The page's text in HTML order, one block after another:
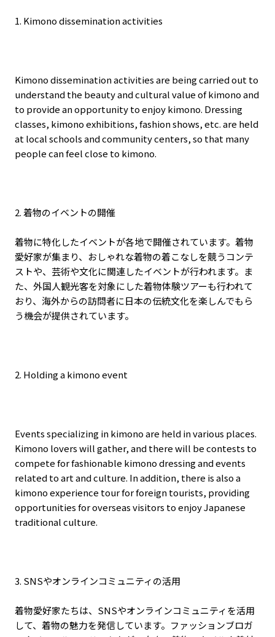
1. Kimono dissemination activities
Kimono dissemination activities are being carried out to
understand the beauty and cultural value of kimono and
to provide an opportunity to enjoy kimono. Dressing
classes, kimono exhibitions, fashion shows, etc. are held
at local schools and community centers, so that many
people can feel close to kimono.
2. 着物のイベントの開催
着物に特化したイベントが各地で開催されています。着物
愛好家が集まり、おしゃれな着物の着こなしを競うコンテ
ストや、芸術や文化に関連したイベントが行われます。ま
た、外国人観光客を対象にした着物体験ツアーも行われて
おり、海外からの訪問者に日本の伝統文化を楽しんでもら
う機会が提供されています。
2. Holding a kimono event
Events specializing in kimono are held in various places.
Kimono lovers will gather, and there will be contests to
compete for fashionable kimono dressing and events
related to art and culture. In addition, there is also a
kimono experience tour for foreign tourists, providing
opportunities for overseas visitors to enjoy Japanese
traditional culture.
3. SNSやオンラインコミュニティの活用
着物愛好家たちは、SNSやオンラインコミュニティを活用
して、着物の魅力を発信しています。ファッションブロガ